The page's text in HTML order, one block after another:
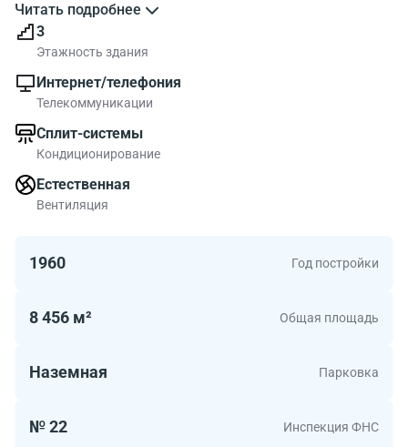
Скотопрогонной можно пешком приблизительно за 14
минут. На фотографии показан внешний облик
здания. Окружение офисно-складского комплекса Na
Skotoprogonnoy хорошо можно увидеть на карте. В
районе БЦ есть много объектов инфраструктуры
204.00 до 990.00 м2. На Скотопрогонной выбирают те
кто выбирает современные офисы.
Читать подробнее
3
Этажность здания
Интернет/телефония
Телекоммуникации
Сплит-системы
Кондиционирование
Естественная
Вентиляция
1960 Год постройки
8 456 м² Общая площадь
Наземная Парковка
№ 22 Инспекция ФНС